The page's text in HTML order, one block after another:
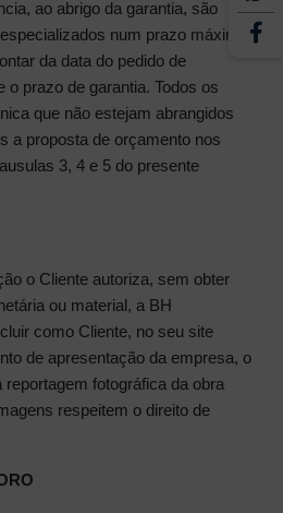
ao abrigo da garantia, são
num prazo máximo
da data do pedido de
o prazo de garantia. Todos os
que não estejam abrangidos
a proposta de orçamento nos
3, 4 e 5 do presente
o Cliente autoriza, sem obter
ou material, a BH
como Cliente, no seu site
de apresentação da empresa, o
fotográfica da obra
respeitem o direito de